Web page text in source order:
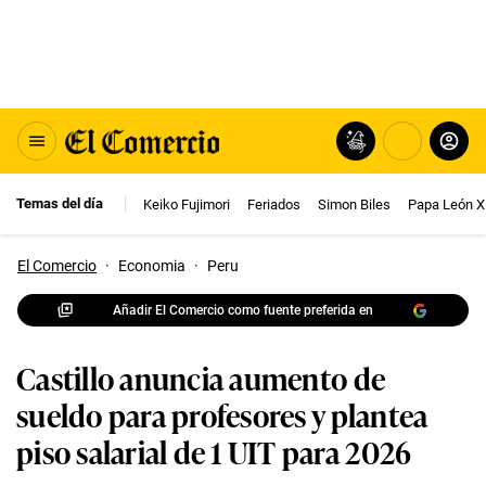
Temas del día Keiko Fujimori Feriados Simon Biles Papa León
El Comercio · Economia · Peru
Añadir El Comercio como fuente preferida en
Castillo anuncia aumento de
sueldo para profesores y plantea
piso salarial de 1 UIT para 2026